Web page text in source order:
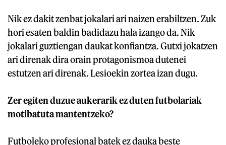
Nik ez dakit zenbat jokalari ari naizen erabiltzen. Zuk
hori esaten baldin badidazu hala izango da. Nik
jokalari guztiengan daukat konfiantza. Gutxi jokatzen
ari direnak dira orain protagonismoa dutenei
estutzen ari direnak. Lesioekin zortea izan dugu.
Zer egiten duzue aukerarik ez duten futbolariak
motibatuta mantentzeko?
Futboleko profesional batek ez dauka beste